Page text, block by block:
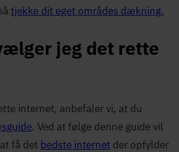
tjekke dit eget områdes dækning.
jeg det rette
internet, anbefaler vi, at du
. Ved at følge denne guide vil
få det bedste internet der opfylder